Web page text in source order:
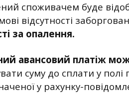
споживачем буде
відсутності
за опалення.
авансовий платіж
суму до сплати у
у рахунку-